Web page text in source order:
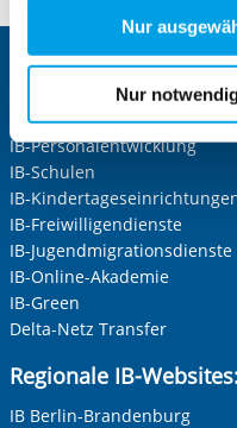
Zwecke entscheiden
für die Zukunft
Cookies, die
aufgerufenen und somit
Funktionen sind. Diese
berechtigter Interessen
Einwilligung.
Nur
Nur
Zentrale IB-Websites:
Die Internationale Arbeit
IB-Personalentwicklung
IB-Schulen
IB-
IB-Freiwilligendienste
IB-Jugendmigrationsdienste
IB-Online-Akademie
IB-Green
Delta-Netz Transfer
Regionale IB-
IB Berlin-Brandenburg